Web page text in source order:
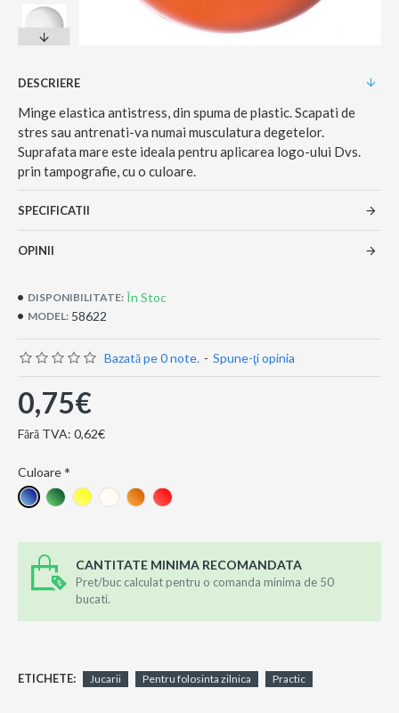
DESCRIERE
Minge elastica antistress, din spuma de plastic. Scapati de
stres sau antrenati-va numai musculatura degetelor.
Suprafata mare este ideala pentru aplicarea logo-ului Dvs.
prin tampografie, cu o culoare.
SPECIFICATII
OPINII
DISPONIBILITATE: În Stoc
MODEL: 58622
Bazată pe 0 note. - Spune-ţi opinia
0,75€
Fără TVA: 0,62€
Culoare
CANTITATE MINIMA RECOMANDATA
Pret/buc calculat pentru o comanda minima de 50
bucati.
ETICHETE: Jucarii Pentru folosinta zilnica Practic